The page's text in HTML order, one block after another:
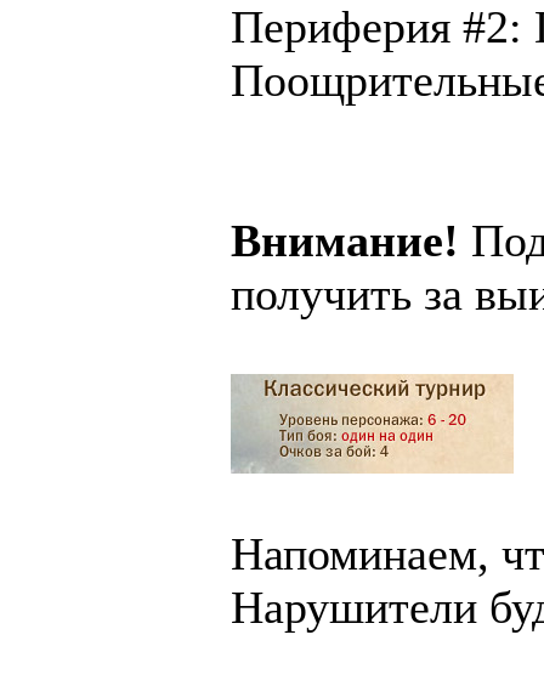
Периферия #2:
Внимание!
получить за
Напоминаем,
Нарушители